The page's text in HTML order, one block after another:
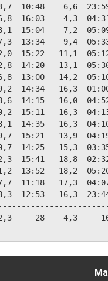
10:48    6,6
16:03    4,3
15:04    7,2
13:34    9,4
15:22   11,1
14:20   13,1
13:00   14,2
14:34   16,3
14:15   16,0
15:11   16,3
14:35   16,3
15:21   13,9
14:25   15,3
15:41   18,8
13:52   18,2
11:18   17,3
12:53   16,3
28    4,3